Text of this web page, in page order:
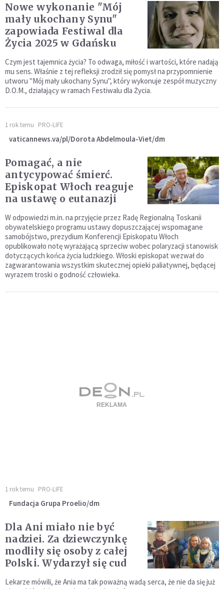
Nowe wykonanie "Mój
mały ukochany Synu"
zapowiada Festiwal dla
Życia 2025 w Gdańsku
Czym jest tajemnica życia? To odwaga, miłość i wartości, które nadają
mu sens. Właśnie z tej refleksji zrodził się pomysł na przypomnienie
utworu "Mój mały ukochany Synu", który wykonuje zespół muzyczny
D.O.M., działający w ramach Festiwalu dla Życia.
1 rok temu PRO-LIFE
vaticannews.va/pl/Dorota Abdelmoula-Viet/dm
Pomagać, a nie
antycypować śmierć.
Episkopat Włoch reaguje
na ustawę o eutanazji
W odpowiedzi m.in. na przyjęcie przez Radę Regionalną Toskanii
obywatelskiego programu ustawy dopuszczającej wspomagane
samobójstwo, prezydium Konferencji Episkopatu Włoch
opublikowało notę wyrażającą sprzeciw wobec polaryzacji stanowisk
dotyczących końca życia ludzkiego. Włoski episkopat wezwał do
zagwarantowania wszystkim skutecznej opieki paliatywnej, będącej
wyrazem troski o godność człowieka.
1 rok temu PRO-LIFE
Fundacja Grupa Proelio/dm
Dla Ani miało nie być
nadziei. Za dziewczynkę
modliły się osoby z całej
Polski. Wydarzył się cud
Lekarze mówili, że Ania ma tak poważną wadą serca, że nie da się już